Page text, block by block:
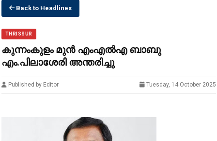
Back to Headlines
THRISSUR
കുന്നംകുളം മുൻ എംഎൽഎ ബാബു
എം.പിലാശേരി അന്തരിച്ചു
Published by Editor Tuesday, 14 October 2025